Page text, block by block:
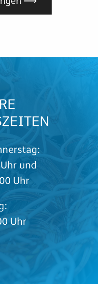
und
Uhr
Uhr